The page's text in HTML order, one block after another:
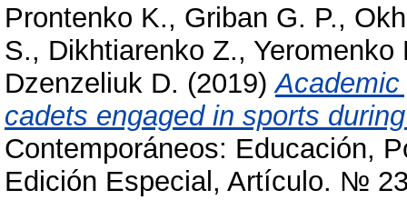
Prontenko K., Griban G. P.,
S., Dikhtiarenko Z., Yeromenko
Dzenzeliuk D. (2019)
cadets engaged in sports
Contemporáneos: Educación,
Edición Especial, Artículo. №